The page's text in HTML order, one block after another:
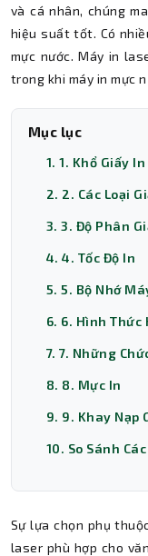
và cá nhân, chúng
hiệu suất tốt. Có
mực nước. Máy in
trong khi máy in mực
Mục lục
1. 1. Khổ Giấy In
2. 2. Các Loại
3. 3. Độ Phân
4. 4. Tốc Độ In
5. 5. Bộ Nhớ
6. 6. Hình Thức
7. 7. Những
8. 8. Mực In
9. 9. Khay Nạp
10. So Sánh
Sự lựa chọn phụ
laser phù hợp cho